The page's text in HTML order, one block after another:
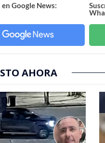
en Google News:
AHORA